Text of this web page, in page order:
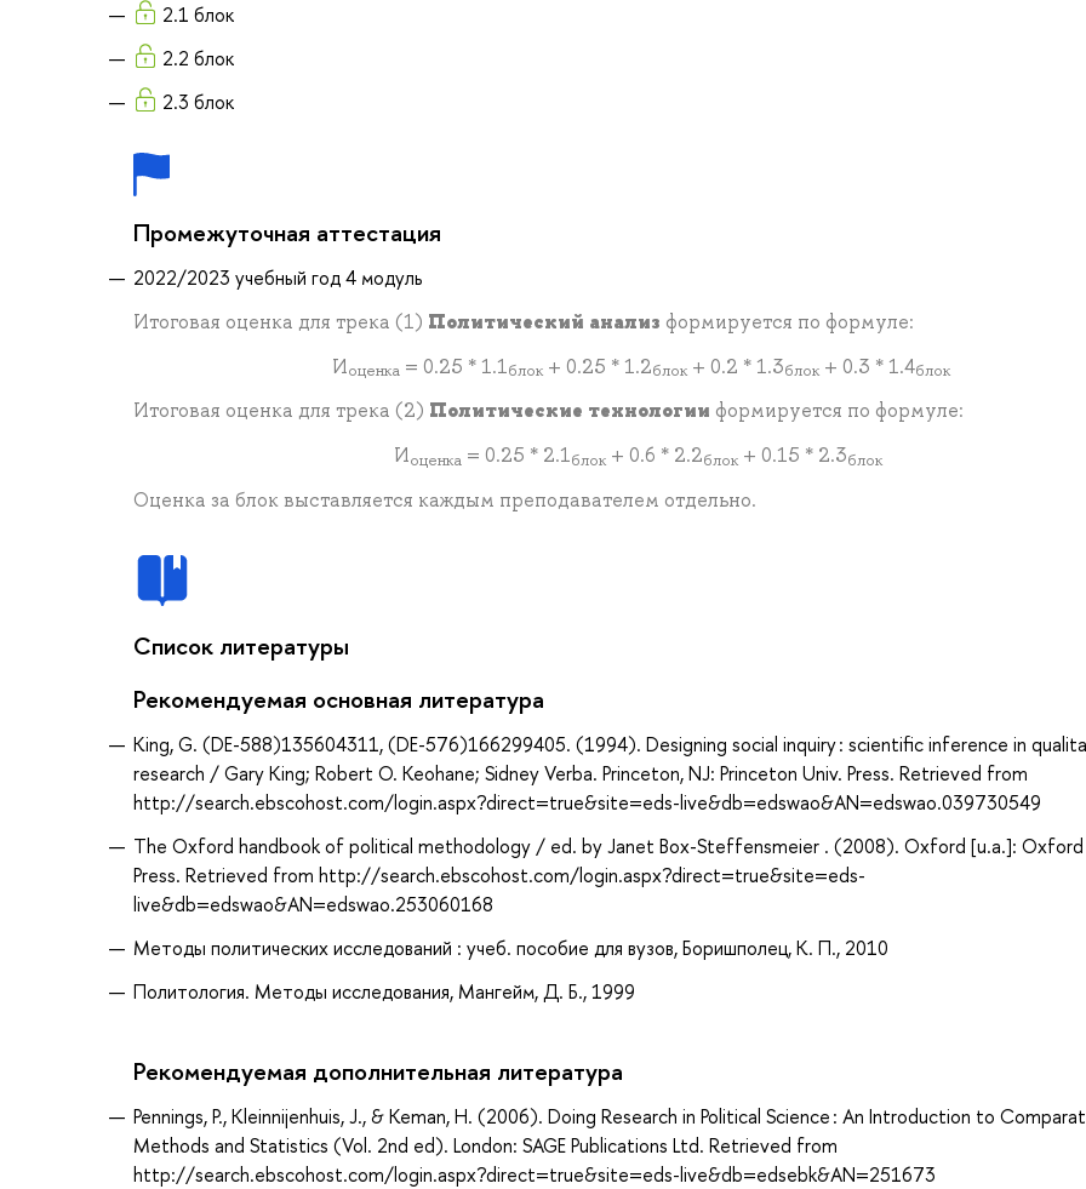
2.1 блок
2.2 блок
2.3 блок
Промежуточная аттестация
2022/2023 учебный год 4 модуль
Итоговая оценка для трека (1) Политический анализ формируется по формуле:
Иоценка = 0.25 * 1.1блок+ 0.25 * 1.2блок+ 0.2 * 1.3блок+ 0.3 * 1.4блок
Итоговая оценка для трека (2) Политические технологии формируется по формуле:
Иоценка = 0.25 * 2.1блок + 0.6 * 2.2блок + 0.15 * 2.3блок
Оценка за блок выставляется каждым преподавателем отдельно.
Список литературы
Рекомендуемая основная литература
King, G. (DE-588)135604311, (DE-576)166299405. (1994). Designing social inquiry : scientific inference in
research / Gary King; Robert O. Keohane; Sidney Verba. Princeton, NJ: Princeton Univ. Press. Retrieved from
http://search.ebscohost.com/login.aspx?direct=true&site=eds-live&db=edswao&AN=edswao.039730549
The Oxford handbook of political methodology / ed. by Janet Box-Steffensmeier . (2008). Oxford [u.a.]: Oxford
Press. Retrieved from http://search.ebscohost.com/login.aspx?direct=true&site=eds-
live&db=edswao&AN=edswao.253060168
Методы политических исследований : учеб. пособие для вузов, Боришполец, К. П., 2010
Политология. Методы исследования, Мангейм, Д. Б., 1999
Рекомендуемая дополнительная литература
Pennings, P., Kleinnijenhuis, J., & Keman, H. (2006). Doing Research in Political Science : An Introduction to
Methods and Statistics (Vol. 2nd ed). London: SAGE Publications Ltd. Retrieved from
http://search.ebscohost.com/login.aspx?direct=true&site=eds-live&db=edsebk&AN=251673